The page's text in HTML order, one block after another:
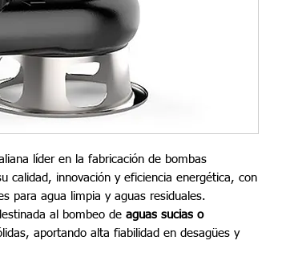
líder en la fabricación de bombas
calidad, innovación y eficiencia energética, con
para agua limpia y aguas residuales.
al bombeo de aguas sucias o
aportando alta fiabilidad en desagües y